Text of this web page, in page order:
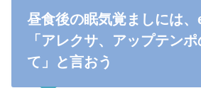
昼食後の眠気覚ましには
「アレクサ、アップテン
て」と言おう